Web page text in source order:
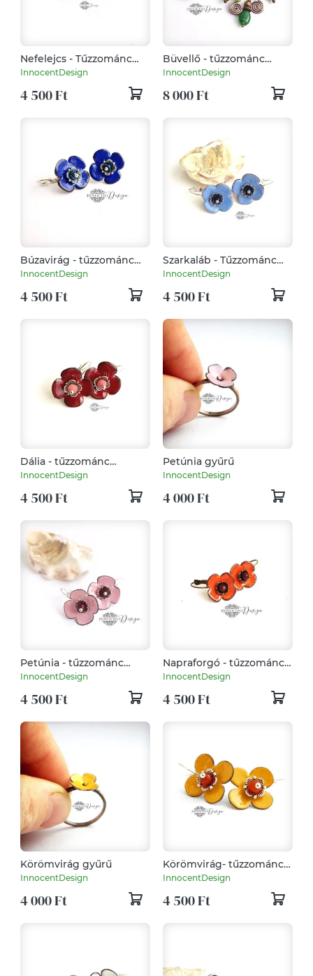
Nefelejcs - Tűzzománc
fülbevaló
InnocentDesign
4 500 Ft
Büvellő - tűzzománc
fülbevaló oliva
InnocentDesign
8 000 Ft
Búzavirág - tűzzománc
fülbevaló
InnocentDesign
4 500 Ft
Szarkaláb - Tűzzománc
fülbevaló
InnocentDesign
4 500 Ft
Dália - tűzzománc
fülbevaló
InnocentDesign
4 500 Ft
Petúnia gyűrű
InnocentDesign
4 000 Ft
Petúnia - tűzzománc
fülbevaló
InnocentDesign
4 500 Ft
Napraforgó - tűzzománc
fülbevaló
InnocentDesign
4 500 Ft
Körömvirág gyűrű
InnocentDesign
4 000 Ft
Körömvirág- tűzzománc
fülbevaló
InnocentDesign
4 500 Ft